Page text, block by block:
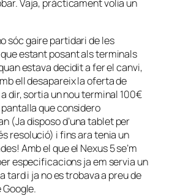
Vaja, pràcticament volia un
sóc gaire partidari de les
estant posant als terminals
estava decidit a fer el canvi,
ell desapareix la oferta de
dir, sortia un nou terminal 100€
que considero
(Ja disposo d’una tablet per
resolució) i fins ara tenia un
Amb el que el Nexus 5 se’m
especificacions ja em servia un
tard i ja no es trobava a preu de
Google.